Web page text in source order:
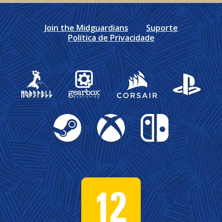
Join the Midguardians
Suporte
Política de Privacidade
Gearbox Publishing
Corsair PlayStation
Steam Xbox Nintendo Switch